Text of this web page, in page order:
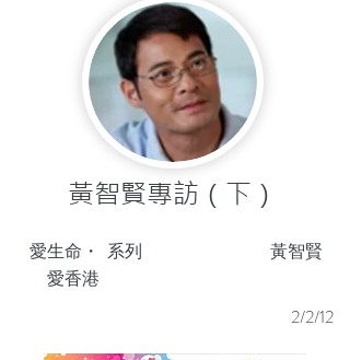
黃智賢專訪（下）
黃智賢
愛生命・
愛香港
系列
2/2/12